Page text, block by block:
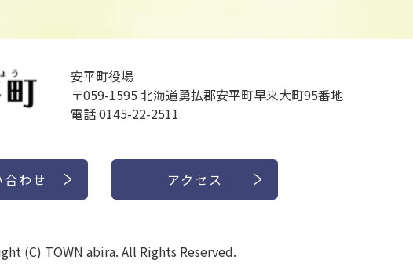
安平町役場
〒059-1595 北海道勇払郡安平町早来大町95番地
電話 0145-22-2511
わせ アクセス
(C) TOWN abira. All Rights Reserved.